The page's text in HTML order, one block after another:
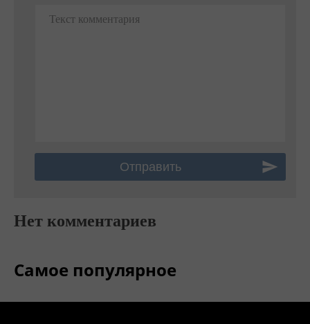
Текст комментария
Нет комментариев
Самое популярное